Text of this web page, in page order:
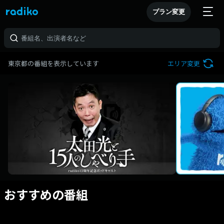
プラン変更
東京都の番組を表示しています エリア変更
おすすめの番組